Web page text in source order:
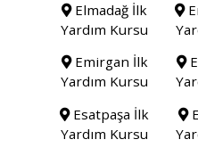
Elmadağ İlk
Yardım Kursu
Emirgan İlk
Yardım Kursu
Esatpaşa İlk
Yardım Kursu